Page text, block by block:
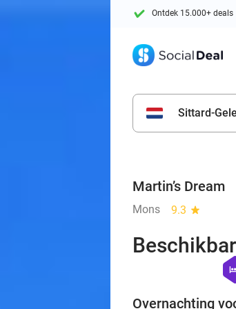
Ontdek 15.000+ deals
Sittard-
Martin’s Dream
Mons 9.3 star
Overnachting